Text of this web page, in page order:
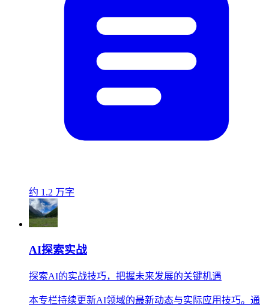
约 1.2 万字
AI探索实战
探索AI的实战技巧，把握未来发展的关键机遇
本专栏持续更新AI领域的最新动态与实际应用技巧。通